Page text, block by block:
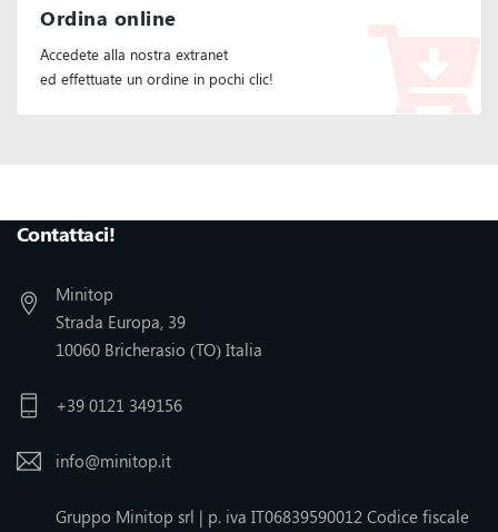
Ordina online
Accedete alla nostra extranet
ed effettuate un ordine in pochi clic!
Contattaci!
Minitop
Strada Europa, 39
10060 Bricherasio (TO) Italia
+39 0121 349156
info@minitop.it
Gruppo Minitop srl | p. iva IT06839590012 Codice fiscale